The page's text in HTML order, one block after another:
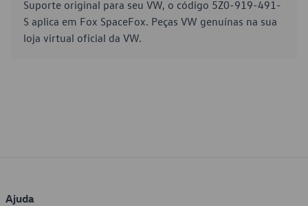
Suporte original para seu VW, o código 5Z0-919-491-
S aplica em Fox SpaceFox. Peças VW genuínas na sua
loja virtual oficial da VW.
Ajuda